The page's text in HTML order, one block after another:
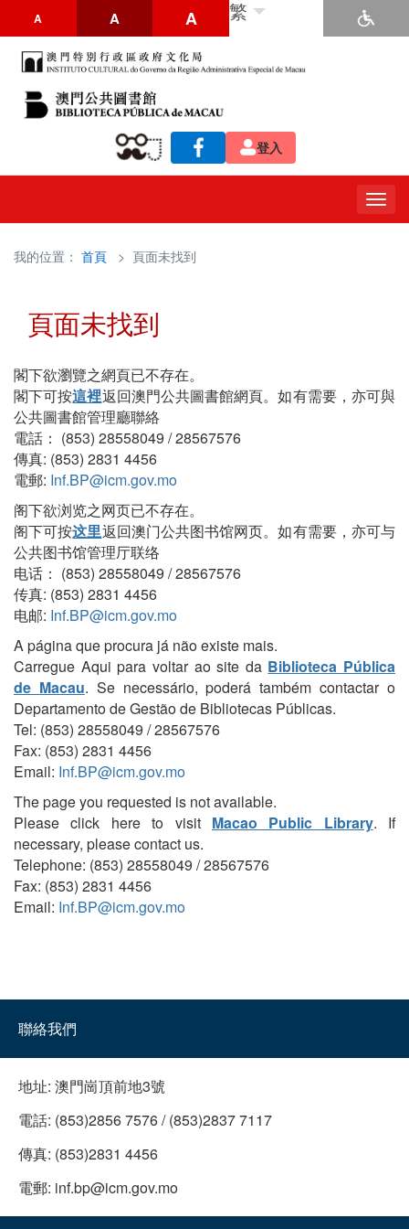
A A A 繁
登入
我的位置： 首頁 > 頁面未找到
頁面未找到
閣下欲瀏覽之網頁已不存在。
閣下可按這裡返回澳門公共圖書館網頁。如有需要，亦可與
公共圖書館管理廳聯絡
電話： (853) 28558049 / 28567576
傳真: (853) 2831 4456
電郵: Inf.BP@icm.gov.mo
阁下欲浏览之网页已不存在。
阁下可按这里返回澳门公共图书馆网页。如有需要，亦可与
公共图书馆管理厅联络
电话： (853) 28558049 / 28567576
传真: (853) 2831 4456
电邮: Inf.BP@icm.gov.mo
A página que procura já não existe mais.
Carregue Aqui para voltar ao site da Biblioteca Pública
de Macau. Se necessário, poderá também contactar o
Departamento de Gestão de Bibliotecas Públicas.
Tel: (853) 28558049 / 28567576
Fax: (853) 2831 4456
Email: Inf.BP@icm.gov.mo
The page you requested is not available.
Please click here to visit Macao Public Library. If
necessary, please contact us.
Telephone: (853) 28558049 / 28567576
Fax: (853) 2831 4456
Email: Inf.BP@icm.gov.mo
聯絡我們
地址: 澳門崗頂前地3號
電話: (853)2856 7576 / (853)2837 7117
傳真: (853)2831 4456
電郵: inf.bp@icm.gov.mo